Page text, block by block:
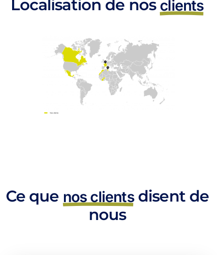
Localisation de nos clients
Ce que nos clientsdisent de
nous